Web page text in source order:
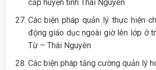
cấp huyện tỉnh Thái Nguyên
Các biện pháp quản lý thực hiện
động giáo dục ngoài giờ lên lớp ở
Từ – Thái Nguyên
Các biện pháp tăng cường quản lý